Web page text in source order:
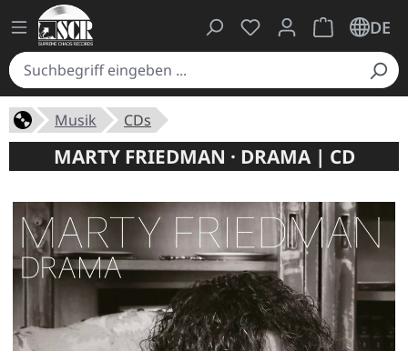
Du hast 0 Produkte
Warenkorb
DE
Musik CDs
MARTY FRIEDMAN · DRAMA | CD